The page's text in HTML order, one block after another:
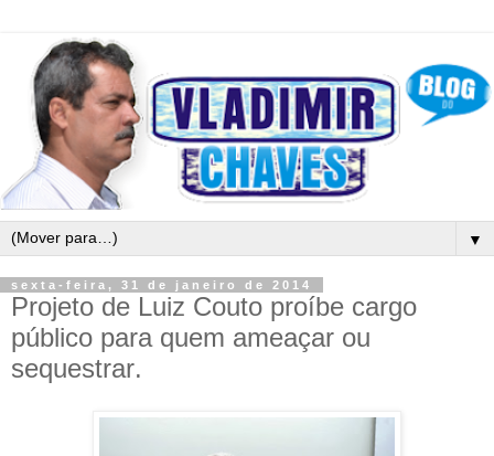
▼
sexta-feira, 31 de janeiro de 2014
Projeto de Luiz Couto proíbe cargo
público para quem ameaçar ou
sequestrar‏.